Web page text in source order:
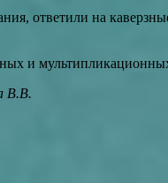
ответили на
и
В.В.